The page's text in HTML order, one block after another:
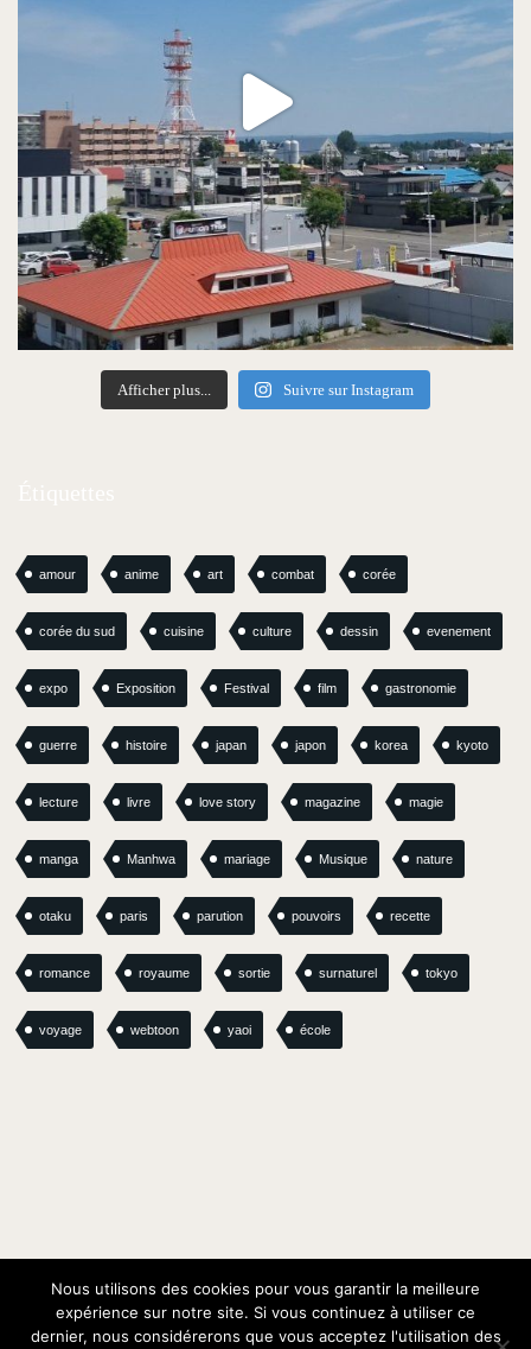
Afficher plus... Suivre sur Instagram
amour anime art combat corée
corée du sud cuisine culture dessin evenement
expo Exposition Festival film gastronomie
guerre histoire japan japon korea kyoto
lecture livre love story magazine magie
manga Manhwa mariage Musique nature
otaku paris parution pouvoirs recette
romance royaume sortie surnaturel tokyo
voyage webtoon yaoi école
Nous utilisons des cookies pour vous garantir la meilleure
expérience sur notre site. Si vous continuez à utiliser ce
dernier, nous considérerons que vous acceptez l'utilisation des